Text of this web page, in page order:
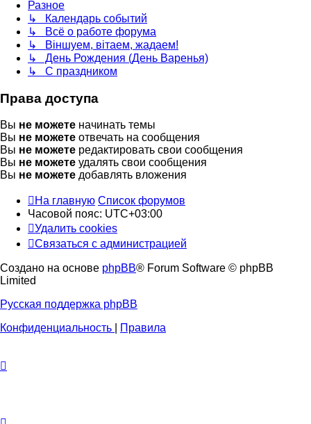
Разное
↳ Календарь событий
↳ Всё о работе форума
↳ Віншуем, вітаем, жадаем!
↳ День Рождения (День Варенья)
↳ С праздником
Права доступа
Вы не можете начинать темы
Вы не можете отвечать на сообщения
Вы не можете редактировать свои сообщения
Вы не можете удалять свои сообщения
Вы не можете добавлять вложения
На главную Список форумов
Часовой пояс: UTC+03:00
Удалить cookies
Связаться с администрацией
Создано на основе phpBB® Forum Software © phpBB
Limited
Русская поддержка phpBB
Конфиденциальность
Правила